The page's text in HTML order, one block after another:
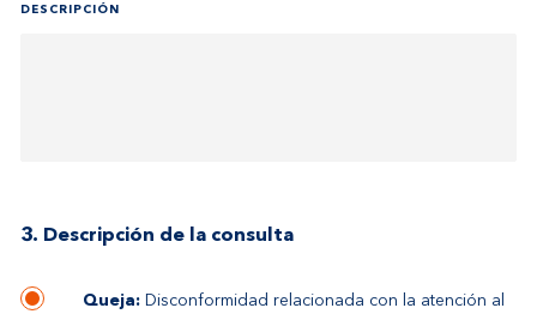
DESCRIPCIÓN
3. Descripción de la consulta
Queja:Disconformidad relacionada con la atención al